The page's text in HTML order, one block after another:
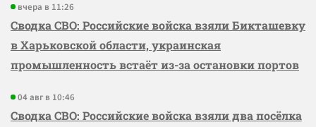
вчера в 11:26
Сводка СВО: Российские войска взяли Бикташевку
в Харьковской области, украинская
промышленность встаёт из-за остановки портов
04 авг в 10:46
Сводка СВО: Российские войска взяли два посёлка